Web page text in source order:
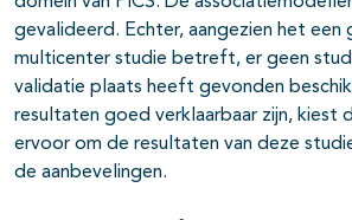
gevalideerd. Echter, aangezien het een
multicenter studie betreft, er geen
validatie plaats heeft gevonden
resultaten goed verklaarbaar zijn, kiest
ervoor om de resultaten van deze
de aanbevelingen.